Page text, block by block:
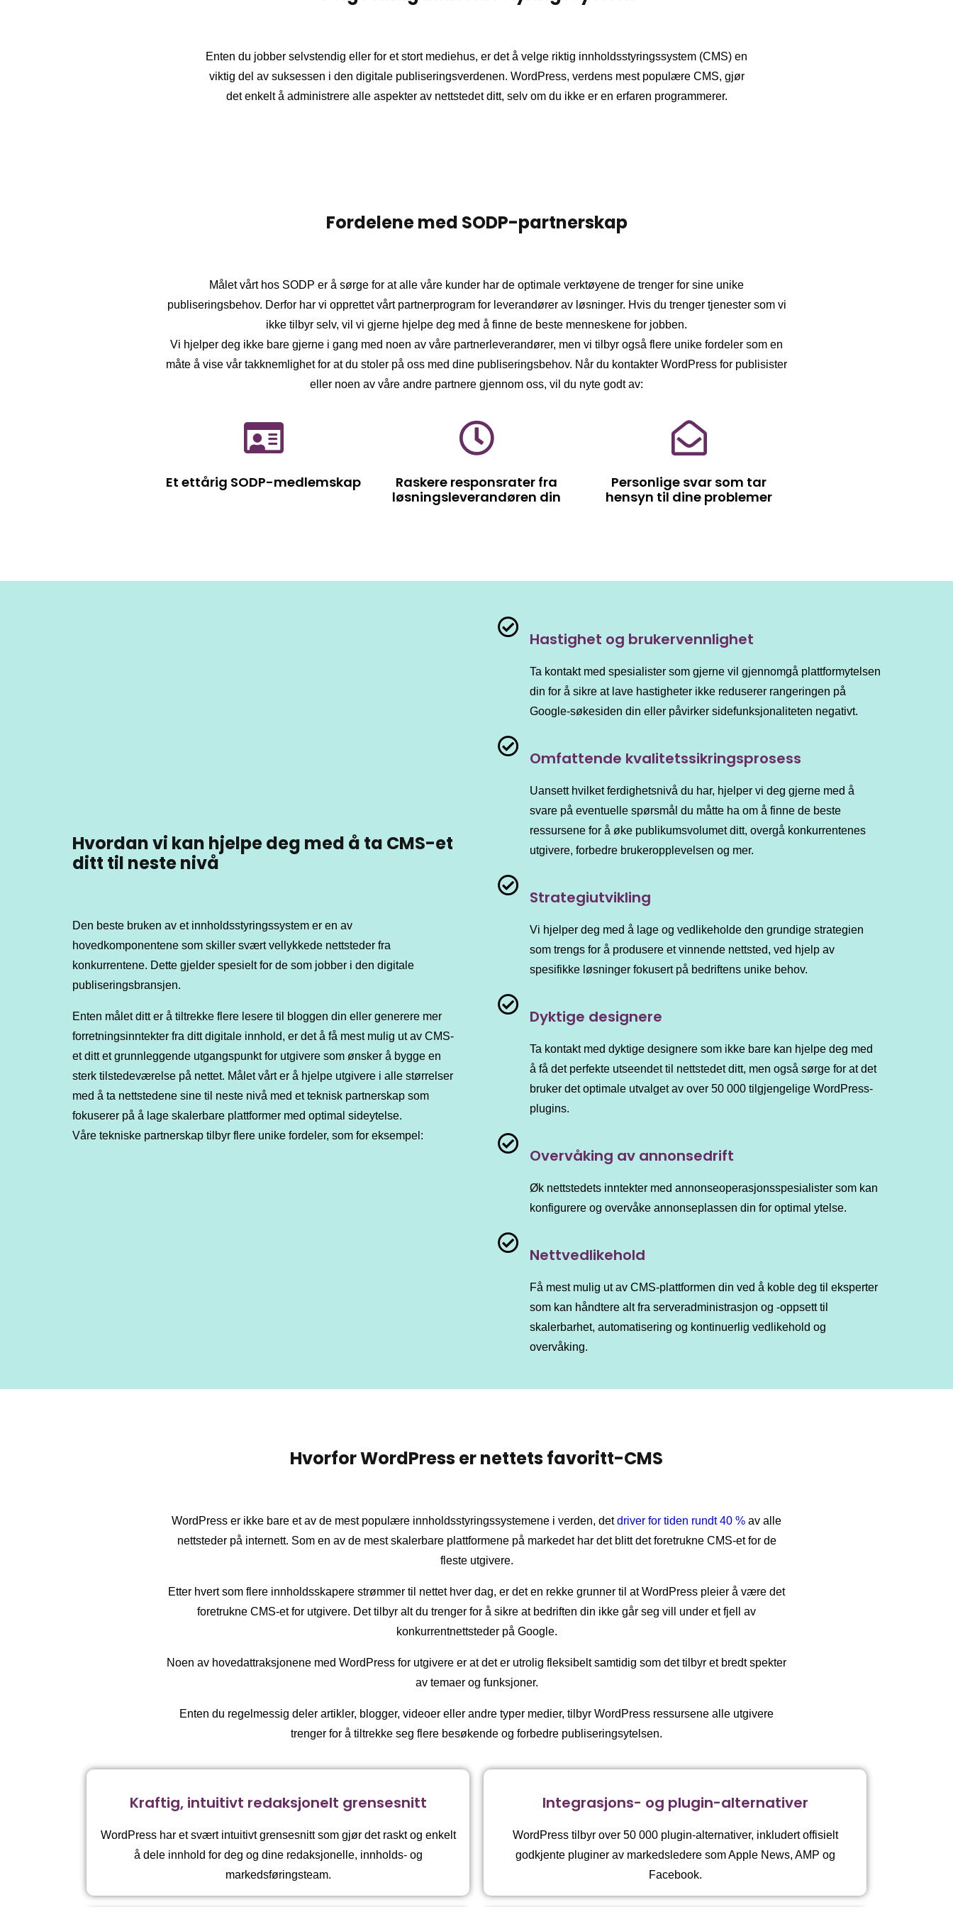
Enten du jobber selvstendig eller for et stort mediehus, er det å velge riktig innholdsstyringssystem (CMS) en
viktig del av suksessen i den digitale publiseringsverdenen. WordPress, verdens mest populære CMS, gjør
det enkelt å administrere alle aspekter av nettstedet ditt, selv om du ikke er en erfaren programmerer.
Fordelene med SODP-partnerskap
Målet vårt hos SODP er å sørge for at alle våre kunder har de optimale verktøyene de trenger for sine unike
publiseringsbehov. Derfor har vi opprettet vårt partnerprogram for leverandører av løsninger. Hvis du trenger tjenester som vi
ikke tilbyr selv, vil vi gjerne hjelpe deg med å finne de beste menneskene for jobben.
Vi hjelper deg ikke bare gjerne i gang med noen av våre partnerleverandører, men vi tilbyr også flere unike fordeler som en
måte å vise vår takknemlighet for at du stoler på oss med dine publiseringsbehov. Når du kontakter WordPress for publisister
eller noen av våre andre partnere gjennom oss, vil du nyte godt av:
Et ettårig SODP-medlemskap
Raskere responsrater fra
løsningsleverandøren din
Personlige svar som tar
hensyn til dine problemer
Hvordan vi kan hjelpe deg med å ta CMS-et
ditt til neste nivå
Den beste bruken av et innholdsstyringssystem er en av
hovedkomponentene som skiller svært vellykkede nettsteder fra
konkurrentene. Dette gjelder spesielt for de som jobber i den digitale
publiseringsbransjen.
Enten målet ditt er å tiltrekke flere lesere til bloggen din eller generere mer
forretningsinntekter fra ditt digitale innhold, er det å få mest mulig ut av CMS-
et ditt et grunnleggende utgangspunkt for utgivere som ønsker å bygge en
sterk tilstedeværelse på nettet. Målet vårt er å hjelpe utgivere i alle størrelser
med å ta nettstedene sine til neste nivå med et teknisk partnerskap som
fokuserer på å lage skalerbare plattformer med optimal sideytelse.
Våre tekniske partnerskap tilbyr flere unike fordeler, som for eksempel:
Hastighet og brukervennlighet
Ta kontakt med spesialister som gjerne vil gjennomgå plattformytelsen
din for å sikre at lave hastigheter ikke reduserer rangeringen på
Google-søkesiden din eller påvirker sidefunksjonaliteten negativt.
Omfattende kvalitetssikringsprosess
Uansett hvilket ferdighetsnivå du har, hjelper vi deg gjerne med å
svare på eventuelle spørsmål du måtte ha om å finne de beste
ressursene for å øke publikumsvolumet ditt, overgå konkurrentenes
utgivere, forbedre brukeropplevelsen og mer.
Strategiutvikling
Vi hjelper deg med å lage og vedlikeholde den grundige strategien
som trengs for å produsere et vinnende nettsted, ved hjelp av
spesifikke løsninger fokusert på bedriftens unike behov.
Dyktige designere
Ta kontakt med dyktige designere som ikke bare kan hjelpe deg med
å få det perfekte utseendet til nettstedet ditt, men også sørge for at det
bruker det optimale utvalget av over 50 000 tilgjengelige WordPress-
plugins.
Overvåking av annonsedrift
Øk nettstedets inntekter med annonseoperasjonsspesialister som kan
konfigurere og overvåke annonseplassen din for optimal ytelse.
Nettvedlikehold
Få mest mulig ut av CMS-plattformen din ved å koble deg til eksperter
som kan håndtere alt fra serveradministrasjon og -oppsett til
skalerbarhet, automatisering og kontinuerlig vedlikehold og
overvåking.
Hvorfor WordPress er nettets favoritt-CMS
WordPress er ikke bare et av de mest populære innholdsstyringssystemene i verden, detdriver for tiden rundt 40 % av alle
nettsteder på internett. Som en av de mest skalerbare plattformene på markedet har det blitt det foretrukne CMS-et for de
fleste utgivere.
Etter hvert som flere innholdsskapere strømmer til nettet hver dag, er det en rekke grunner til at WordPress pleier å være det
foretrukne CMS-et for utgivere. Det tilbyr alt du trenger for å sikre at bedriften din ikke går seg vill under et fjell av
konkurrentnettsteder på Google.
Noen av hovedattraksjonene med WordPress for utgivere er at det er utrolig fleksibelt samtidig som det tilbyr et bredt spekter
av temaer og funksjoner.
Enten du regelmessig deler artikler, blogger, videoer eller andre typer medier, tilbyr WordPress ressursene alle utgivere
trenger for å tiltrekke seg flere besøkende og forbedre publiseringsytelsen.
Kraftig, intuitivt redaksjonelt grensesnitt
WordPress har et svært intuitivt grensesnitt som gjør det raskt og enkelt
å dele innhold for deg og dine redaksjonelle, innholds- og
markedsføringsteam.
Integrasjons- og plugin-alternativer
WordPress tilbyr over 50 000 plugin-alternativer, inkludert offisielt
godkjente pluginer av markedsledere som Apple News, AMP og
Facebook.